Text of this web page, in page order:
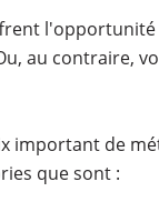
au contraire,
important de
que sont :